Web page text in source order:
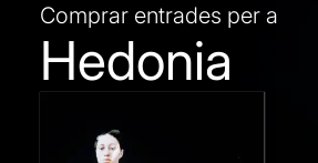
Comprar entrades per a
Hedonia